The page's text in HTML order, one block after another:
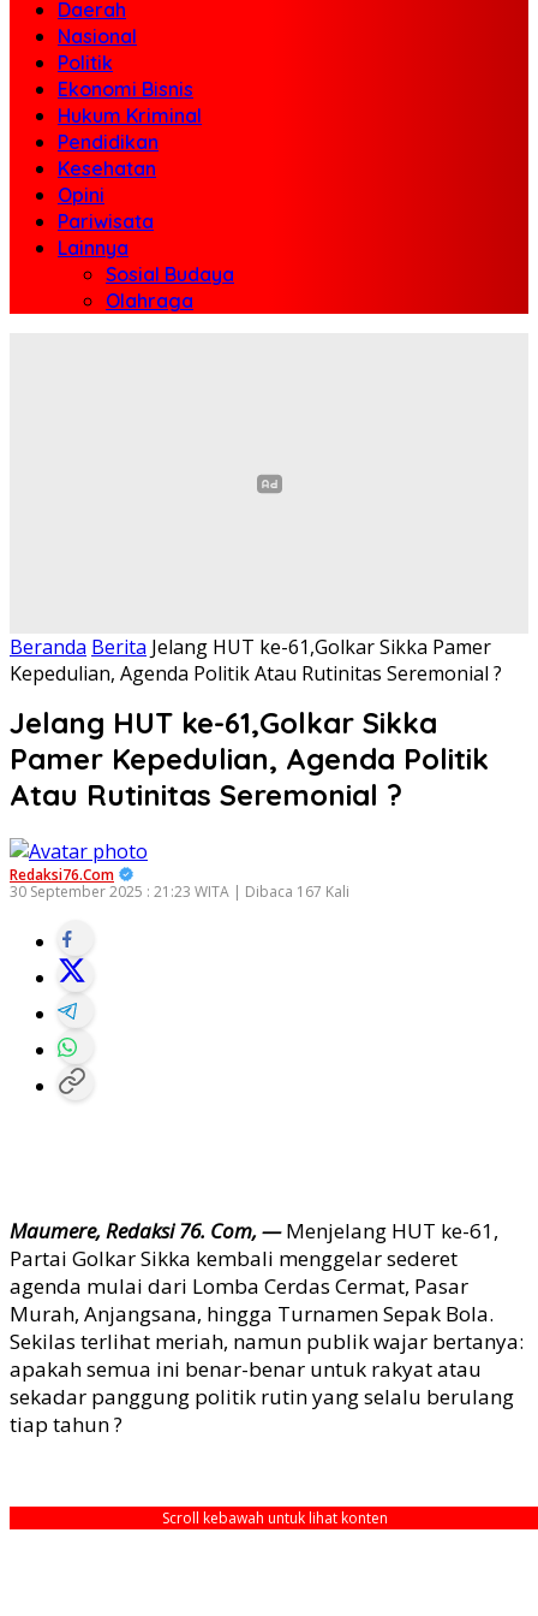
Daerah
Nasional
Politik
Ekonomi Bisnis
Hukum Kriminal
Pendidikan
Kesehatan
Opini
Pariwisata
Lainnya
Sosial Budaya
Olahraga
Beranda Berita Jelang HUT ke-61,Golkar Sikka Pamer
Kepedulian, Agenda Politik Atau Rutinitas Seremonial ?
Jelang HUT ke-61,Golkar Sikka
Pamer Kepedulian, Agenda Politik
Atau Rutinitas Seremonial ?
Redaksi76.com
30 September 2025 : 21:23 WITA | Dibaca 167 Kali
Maumere, Redaksi 76. Com, —Menjelang HUT ke-61,
Partai Golkar Sikka kembali menggelar sederet
agenda mulai dari Lomba Cerdas Cermat, Pasar
Murah, Anjangsana, hingga Turnamen Sepak Bola.
Sekilas terlihat meriah, namun publik wajar bertanya:
apakah semua ini benar-benar untuk rakyat atau
sekadar panggung politik rutin yang selalu berulang
tiap tahun ?
Scroll kebawah untuk lihat konten